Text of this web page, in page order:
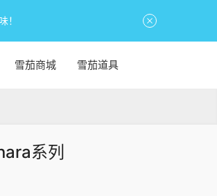
雪茄商城 雪茄道具
系列
！